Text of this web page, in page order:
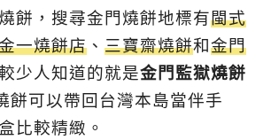
餅，搜尋金門燒餅地標有閩式
一燒餅店 、 三寶齋燒餅和金門
少人知道的就是金門監獄燒餅
餅可以帶回台灣本島當伴手
比較精緻。